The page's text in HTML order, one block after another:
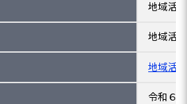
地域活
地域活
地域活
令和６